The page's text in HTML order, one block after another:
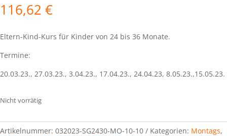
116,62 €
Eltern-Kind-Kurs für Kinder von 24 bis 36 Monate.
Termine:
20.03.23., 27.03.23., 3.04.23., 17.04.23., 24.04.23, 8.05.23.,15.05.23.
Nicht vorrätig
Artikelnummer: 032023-SG2430-MO-10-10 Kategorien: Montags,